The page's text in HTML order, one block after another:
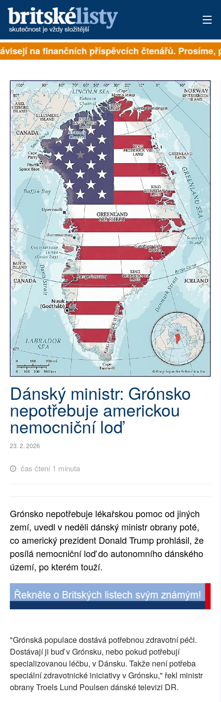
PŘIHLÁSIT
ARCHIV
ROZHOVORY
TÉMATA
NEJČTENĚJŠÍ ZA 7 DNÍ
AUTOŘI
PŘÍSPĚVKY NA PROVOZ
SOCIÁLNÍ SÍTĚ
RUBRIKY
PLNÁ VERZE STRÁNEK
na finančních příspěvcích čtenářů. Prosíme,
Dánský ministr: Grónsko
nepotřebuje americkou
nemocniční loď
23. 2. 2026
čas čtení 1 minuta
Grónsko nepotřebuje lékařskou pomoc od jiných
zemí, uvedl v neděli dánský ministr obrany poté,
co americký prezident Donald Trump prohlásil, že
posílá nemocniční loď do autonomního dánského
území, po kterém touží.
"Grónská populace dostává potřebnou zdravotní péči.
Dostávají ji buď v Grónsku, nebo pokud potřebují
specializovanou léčbu, v Dánsku. Takže není potřeba
speciální zdravotnické iniciativy v Grónsku," řekl ministr
obrany Troels Lund Poulsen dánské televizi DR.